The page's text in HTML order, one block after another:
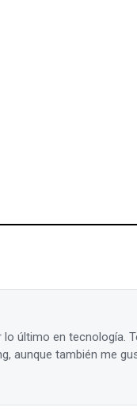
último en tecnología.
aunque también me